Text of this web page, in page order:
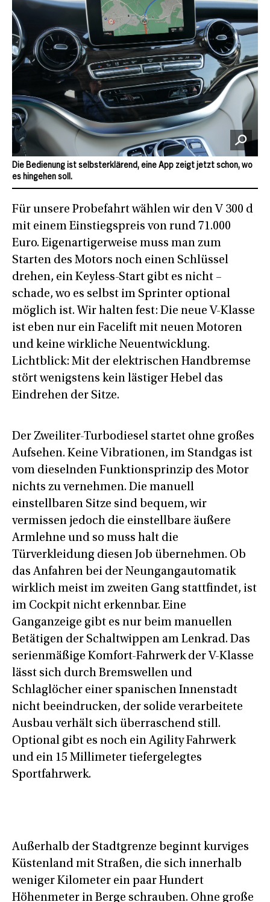
Für unsere Probefahrt wählen wir den V 300 d
mit einem Einstiegspreis von rund 71.000
Euro. Eigenartigerweise muss man zum
Starten des Motors noch einen Schlüssel
drehen, ein Keyless-Start gibt es nicht –
schade, wo es selbst im Sprinter optional
möglich ist. Wir halten fest: Die neue V-Klasse
ist eben nur ein Facelift mit neuen Motoren
und keine wirkliche Neuentwicklung.
Lichtblick: Mit der elektrischen Handbremse
stört wenigstens kein lästiger Hebel das
Eindrehen der Sitze.
Die Bedienung ist selbsterklärend, eine App zeigt jetzt schon, wo
es hingehen soll.
Der Zweiliter-Turbodiesel startet ohne großes
Aufsehen. Keine Vibrationen, im Standgas ist
vom dieselnden Funktionsprinzip des Motor
nichts zu vernehmen. Die manuell
einstellbaren Sitze sind bequem, wir
vermissen jedoch die einstellbare äußere
Armlehne und so muss halt die
Türverkleidung diesen Job übernehmen. Ob
das Anfahren bei der Neungangautomatik
wirklich meist im zweiten Gang stattfindet, ist
im Cockpit nicht erkennbar. Eine
Ganganzeige gibt es nur beim manuellen
Betätigen der Schaltwippen am Lenkrad. Das
serienmäßige Komfort-Fahrwerk der V-Klasse
lässt sich durch Bremswellen und
Schlaglöcher einer spanischen Innenstadt
nicht beeindrucken, der solide verarbeitete
Ausbau verhält sich überraschend still.
Optional gibt es noch ein Agility Fahrwerk
und ein 15 Millimeter tiefergelegtes
Sportfahrwerk.
Außerhalb der Stadtgrenze beginnt kurviges
Küstenland mit Straßen, die sich innerhalb
weniger Kilometer ein paar Hundert
Höhenmeter in Berge schrauben. Ohne große